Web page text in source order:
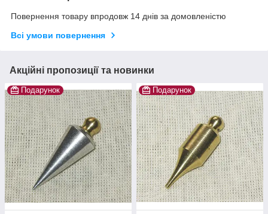
Повернення товару впродовж 14 днів за домовленістю
Всі умови повернення
Акційні пропозиції та новинки
Подарунок Подарунок